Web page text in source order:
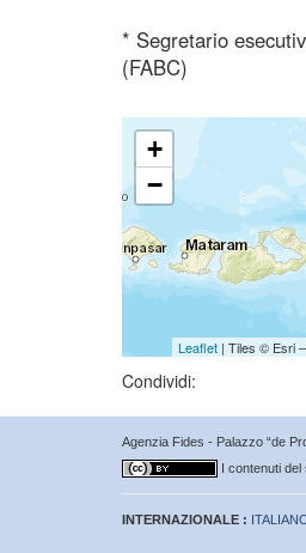
* Segretario
(FABC)
+
−
Leaflet| Tiles © Esri —
Condividi:
Agenzia Fides - Palazzo “de
I contenuti
INTERNAZIONALE :